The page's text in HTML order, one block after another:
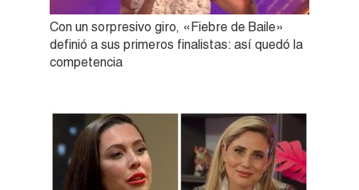
Con un sorpresivo giro, «Fiebre de Baile»
definió a sus primeros finalistas: así quedó la
competencia